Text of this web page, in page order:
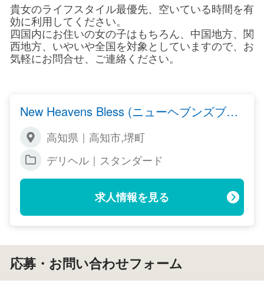
貴女のライフスタイル最優先、空いている時間を有
効に利用してください。
四国内にお住いの女の子はもちろん、中国地方、関
西地方、いやいや全国を対象としていますので、お
気軽にお問合せ、ご連絡ください。
New Heavens Bless (ニューヘブンズブレ
高知県｜高知市,堺町
デリヘル｜スタンダード
求人情報を見る
応募・お問い合わせフォーム